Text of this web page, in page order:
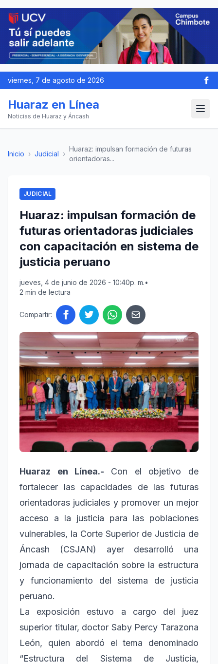
viernes, 7 de agosto de 2026
Huaraz en Línea
Noticias de Huaraz y Áncash
Inicio › Judicial ›
Huaraz: impulsan formación de futuras
orientadoras...
JUDICIAL
Huaraz: impulsan formación de
futuras orientadoras judiciales
con capacitación en sistema de
justicia peruano
jueves, 4 de junio de 2026 - 10:40p. m.•
2 min de lectura
Compartir:
Huaraz en Línea.- Con el objetivo de
fortalecer las capacidades de las futuras
orientadoras judiciales y promover un mejor
acceso a la justicia para las poblaciones
vulnerables, la Corte Superior de Justicia de
Áncash (CSJAN) ayer desarrolló una
jornada de capacitación sobre la estructura
y funcionamiento del sistema de justicia
peruano.
La exposición estuvo a cargo del juez
superior titular, doctor Saby Percy Tarazona
León, quien abordó el tema denominado
“Estructura del Sistema de Justicia,